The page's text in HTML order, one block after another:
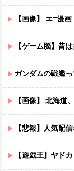
【画像】 エ□漫画「チ
【ゲーム脳】昔は多くあった「
ガンダムの戦艦って
【画像】 北海道、推定
【悲報】人気配信者「はっきり
【遊戯王】ヤド